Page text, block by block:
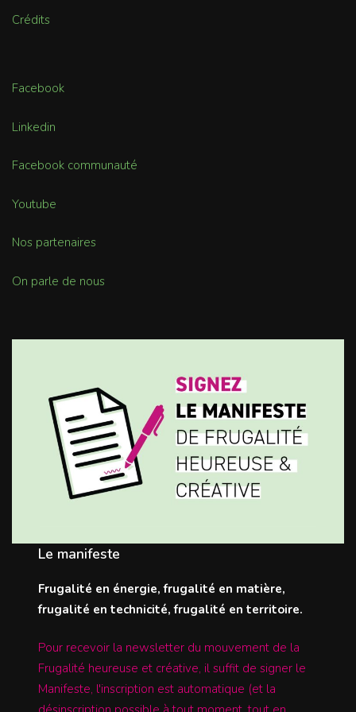
Crédits
Facebook
Linkedin
Facebook communauté
Youtube
Nos partenaires
On parle de nous
Le manifeste
Frugalité en énergie, frugalité en matière,
frugalité en technicité, frugalité en territoire.
Pour recevoir la newsletter du mouvement de la
Frugalité heureuse et créative, il suffit de signer le
Manifeste, l'inscription est automatique (et la